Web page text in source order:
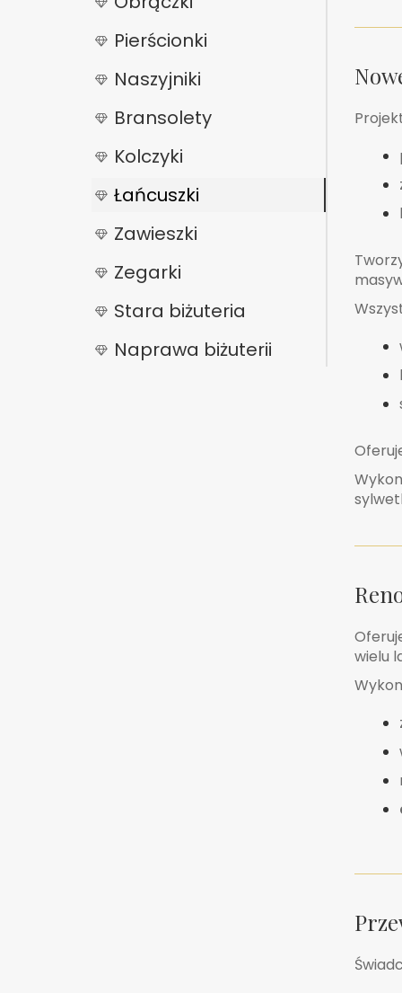
Pierścionki
Naszyjniki
Bransolety
Kolczyki
Łańcuszki
Zawieszki
Zegarki
Stara biżuteria
Naprawa biżuterii
wielu